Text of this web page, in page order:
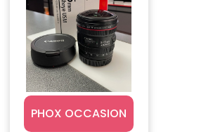
PHOX OCCASION